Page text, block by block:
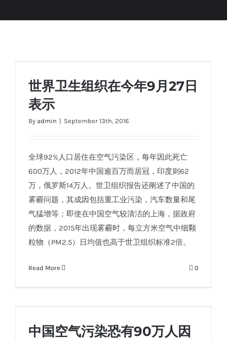
世界卫生组织在今年9月27日表示
世界卫生组织在今年9月27日
表示
By admin | September 13th, 2016
全球92%人口居住在空气污染区，每年因此死亡
600万人，2012年中国逾百万而居冠，印度则62
万，俄罗斯14万人。世卫组织报告还阐述了中国的
雾霾问题，其成因包括重工业污染，汽车数量和尾
气猛增等；即使在中国空气较清洁的上海，据政府
的数据，2015年出现雾霾时，每立方米空气中细颗
粒物（PM2.5）日均值也高于世卫组织标准2倍。
Read More 0
中国空气污染恐有90万人因此送命
中国空气污染恐有90万人因